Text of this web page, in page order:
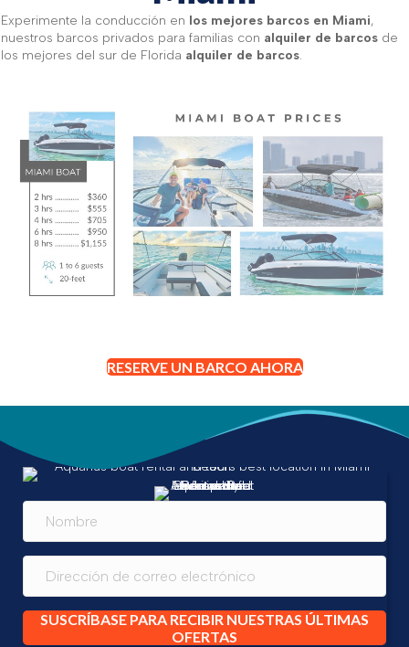
Experimente la conducción en los mejores barcos en Miami,
nuestros barcos privados para familias con alquiler de barcos de
los mejores del sur de Florida alquiler de barcos.
RESERVE UN BARCO AHORA
SUSCRÍBASE PARA RECIBIR NUESTRAS ÚLTIMAS
OFERTAS